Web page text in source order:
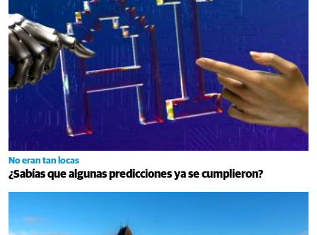
No eran tan locas
¿Sabías que algunas predicciones ya se cumplieron?